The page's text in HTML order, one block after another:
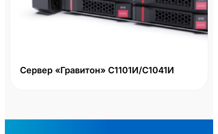
Сервер «Гравитон» С1101И/С1041И